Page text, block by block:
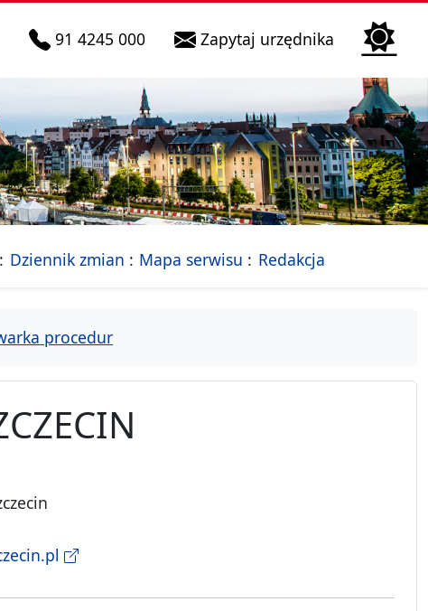
telefon do infolinii:
91 4245 000 Zapytaj urzędnika Biura
Szczecinstrona Miasta Szczecin
Dziennik zmian Mapa serwisu - drzewko rozdziałów
Redakcja
procedur